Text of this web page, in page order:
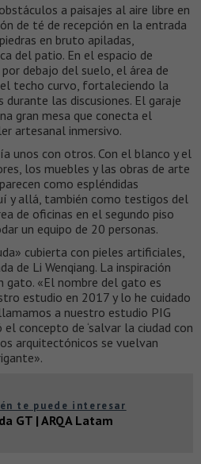
a paisajes al aire libre en
de té de recepción en la entrada
en bruto apiladas,
del patio. En el espacio de
debajo del suelo, el área de
techo curvo, fortaleciendo la
las discusiones. El garaje
gran mesa que conecta el
artesanal inmersivo.
unos con otros. Con el blanco y el
los muebles y las obras de arte
como espléndidas
y allá, también como testigos del
de oficinas en el segundo piso
un equipo de 20 personas.
cubierta con pieles artificiales,
de Li Wenqiang. La inspiración
gato. «El nombre del gato es
estudio en 2017 y lo he cuidado
a nuestro estudio PIG
el concepto de ‘salvar la ciudad con
arquitectónicos se vuelvan
te puede interesar
GT | ARQA Latam